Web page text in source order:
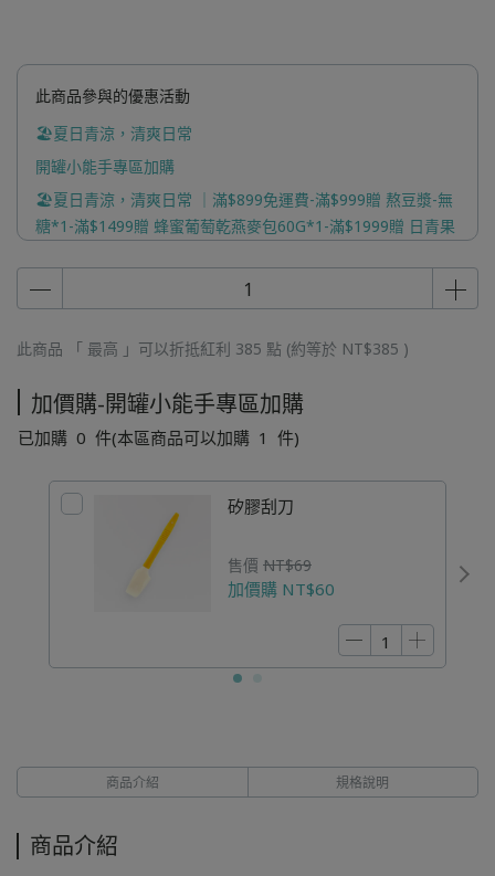
此商品參與的優惠活動
🏖️夏日青涼，清爽日常
開罐小能手專區加購
🏖️夏日青涼，清爽日常 ｜滿$899免運費-滿$999贈 熬豆漿-無
糖*1-滿$1499贈 蜂蜜葡萄乾燕麥包60G*1-滿$1999贈 日青果
此商品 「 最高 」可以折抵紅利 385 點 (約等於 NT$385 )
加價購-開罐小能手專區加購
已加購 0 件(本區商品可以加購 1 件)
矽膠刮刀
售價 NT$69
加價購 NT$60
商品介紹 規格說明
商品介紹